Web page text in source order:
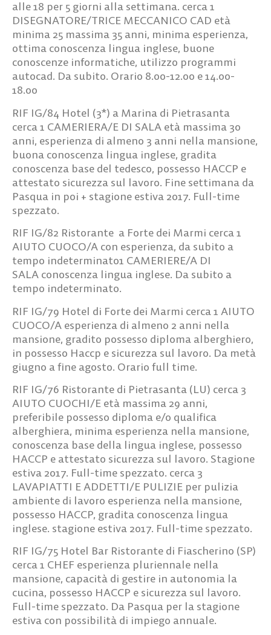
alle 18 per 5 giorni alla settimana. cerca1
DISEGNATORE/TRICE MECCANICO CAD età
minima 25 massima 35 anni, minima esperienza,
ottima conoscenza lingua inglese, buone
conoscenze informatiche, utilizzo programmi
autocad. Da subito. Orario 8.00-12.00 e 14.00-
18.00
RIF IG/84 Hotel (3*) a Marina di Pietrasanta
cerca1 CAMERIERA/E DI SALA età massima 30
anni, esperienza di almeno 3 anni nella mansione,
buona conoscenza lingua inglese, gradita
conoscenza base del tedesco, possesso HACCP e
attestato sicurezza sul lavoro. Fine settimana da
Pasqua in poi + stagione estiva 2017. Full-time
spezzato.
RIF IG/82 Ristorante a Forte dei Marmi cerca1
AIUTO CUOCO/A con esperienza, da subito a
tempo indeterminato1 CAMERIERE/A DI
SALA conoscenza lingua inglese. Da subito a
tempo indeterminato.
RIF IG/79 Hotel di Forte dei Marmi cerca 1 AIUTO
CUOCO/A esperienza di almeno 2 anni nella
mansione, gradito possesso diploma alberghiero,
in possesso Haccp e sicurezza sul lavoro. Da metà
giugno a fine agosto. Orario full time.
RIF IG/76 Ristorante di Pietrasanta (LU) cerca 3
AIUTO CUOCHI/E età massima 29 anni,
preferibile possesso diploma e/o qualifica
alberghiera, minima esperienza nella mansione,
conoscenza base della lingua inglese, possesso
HACCP e attestato sicurezza sul lavoro. Stagione
estiva 2017. Full-time spezzato. cerca 3
LAVAPIATTI E ADDETTI/E PULIZIE per pulizia
ambiente di lavoro esperienza nella mansione,
possesso HACCP, gradita conoscenza lingua
inglese. stagione estiva 2017. Full-time spezzato.
RIF IG/75 Hotel Bar Ristorante di Fiascherino (SP)
cerca1 CHEF esperienza pluriennale nella
mansione, capacità di gestire in autonomia la
cucina, possesso HACCP e sicurezza sul lavoro.
Full-time spezzato. Da Pasqua per la stagione
estiva con possibilità di impiego annuale.